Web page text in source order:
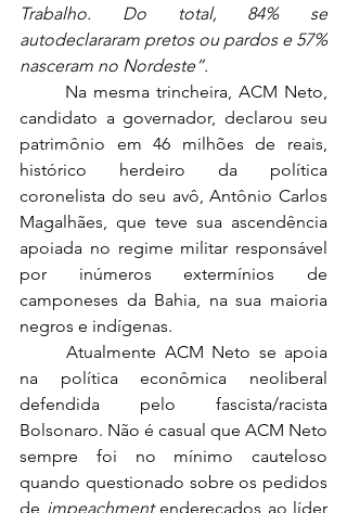
Trabalho. Do total, 84% se
autodeclararam pretos ou pardos e 57%
nasceram no Nordeste”.
candidato a governador, declarou seu
patrimônio em 46 milhões de reais,
histórico herdeiro da política
coronelista do seu avô, Antônio Carlos
Magalhães, que teve sua ascendência
apoiada no regime militar responsável
por inúmeros extermínios de
camponeses da Bahia, na sua maioria
negros e indígenas.
	Atualmente ACM Neto se apoia
na política econômica neoliberal
defendida pelo fascista/racista
Bolsonaro. Não é casual que ACM Neto
sempre foi no mínimo cauteloso
quando questionado sobre os pedidos
de impeachment endereçados ao líder